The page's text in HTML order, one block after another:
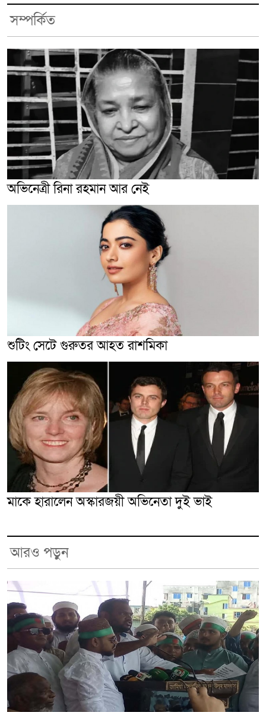
সম্পর্কিত
অভিনেত্রী রিনা রহমান আর নেই
শুটিং সেটে গুরুতর আহত রাশমিকা
মাকে হারালেন অস্কারজয়ী অভিনেতা দুই ভাই
আরও পড়ুন